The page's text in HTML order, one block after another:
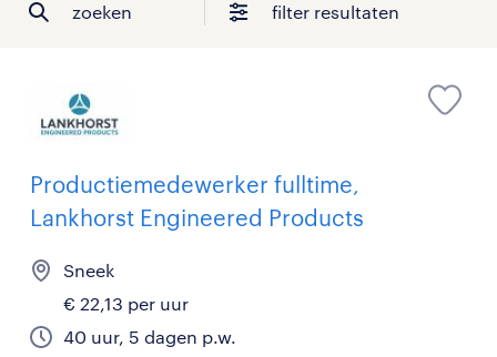
zoeken filter resultaten
Productiemedewerker fulltime,
Lankhorst Engineered Products
Sneek
€ 22,13 per uur
40 uur, 5 dagen p.w.